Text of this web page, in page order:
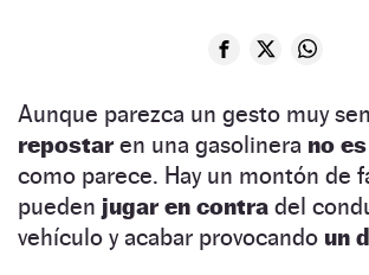
Aunque parezca un gesto muy
repostaren una gasolinera no
como parece. Hay un montón de
pueden jugar en contra del
vehículo y acabar provocando un